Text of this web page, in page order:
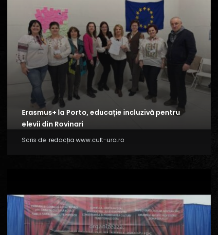
Erasmus+ la Porto, educație incluzivă pentru
elevii din Rovinari
Scris de redacția www.cult-ura.ro